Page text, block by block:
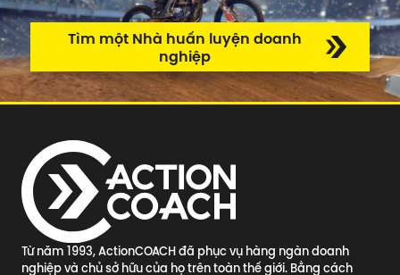
Tìm một Nhà huấn luyện doanh
nghiệp
Từ năm 1993, ActionCOACH đã phục vụ hàng ngàn doanh
nghiệp và chủ sở hữu của họ trên toàn thế giới. Bằng cách